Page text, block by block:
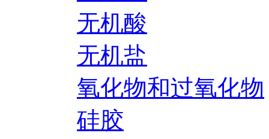
无机酸
无机盐
氧化物和过氧化物
硅胶